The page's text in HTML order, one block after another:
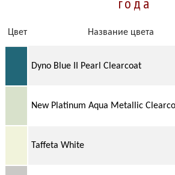
Цвет Название цвета
Dyno Blue II Pearl Clearcoat
New Platinum Aqua Metallic
Taffeta White